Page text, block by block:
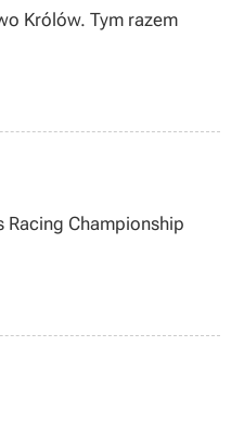
Królów. Tym razem
Racing Championship